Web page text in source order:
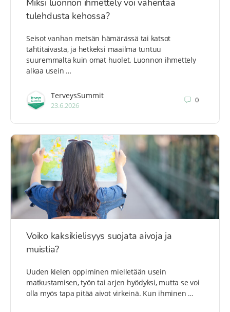
tulehdusta kehossa?
Seisot vanhan metsän hämärässä tai katsot
tähtitaivasta, ja hetkeksi maailma tuntuu
suuremmalta kuin omat huolet. Luonnon ihmettely
alkaa usein …
TerveysSummit
23.6.2026
0
Voiko kaksikielisyys suojata aivoja ja
muistia?
Uuden kielen oppiminen mielletään usein
matkustamisen, työn tai arjen hyödyksi, mutta se voi
olla myös tapa pitää aivot virkeinä. Kun ihminen …